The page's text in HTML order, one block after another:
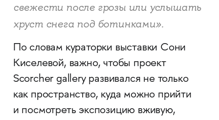
свежести после грозы или услышать
хруст снега под ботинками».
По словам кураторки выставки Сони
Киселевой, важно, чтобы проект
Scorcher gallery развивался не только
как пространство, куда можно прийти
и посмотреть экспозицию вживую,